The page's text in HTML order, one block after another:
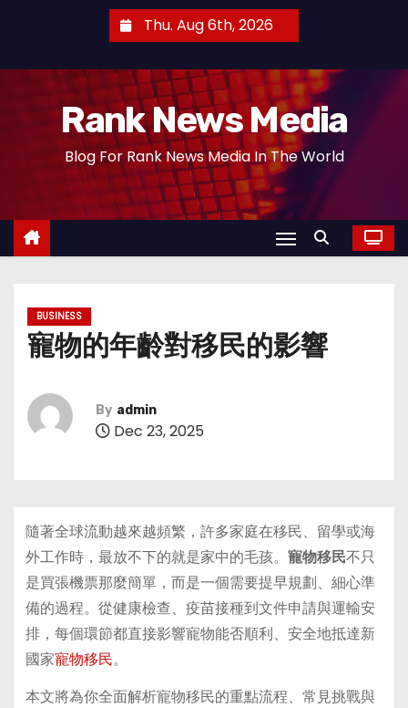
n
Thu. Aug 6th, 2026
Rank News Media
Blog For Rank News Media In The World
BUSINESS
寵物的年齡對移民的影響
By admin
Dec 23, 2025
隨著全球流動越來越頻繁，許多家庭在移民、留學或海
外工作時，最放不下的就是家中的毛孩。 寵物移民不只
是買張機票那麼簡單，而是一個需要提早規劃、細心準
備的過程。從健康檢查、疫苗接種到文件申請與運輸安
排，每個環節都直接影響寵物能否順利、安全地抵達新
國家寵物移民。
本文將為你全面解析寵物移民的重點流程、常見挑戰與